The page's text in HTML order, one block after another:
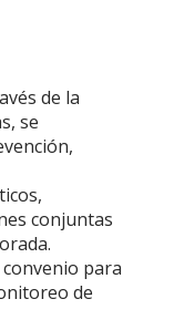
de la
se
conjuntas
para
de